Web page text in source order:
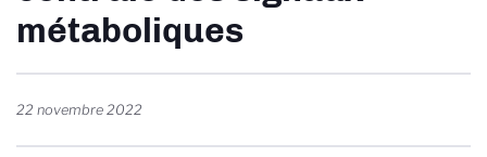
métaboliques
22 novembre 2022